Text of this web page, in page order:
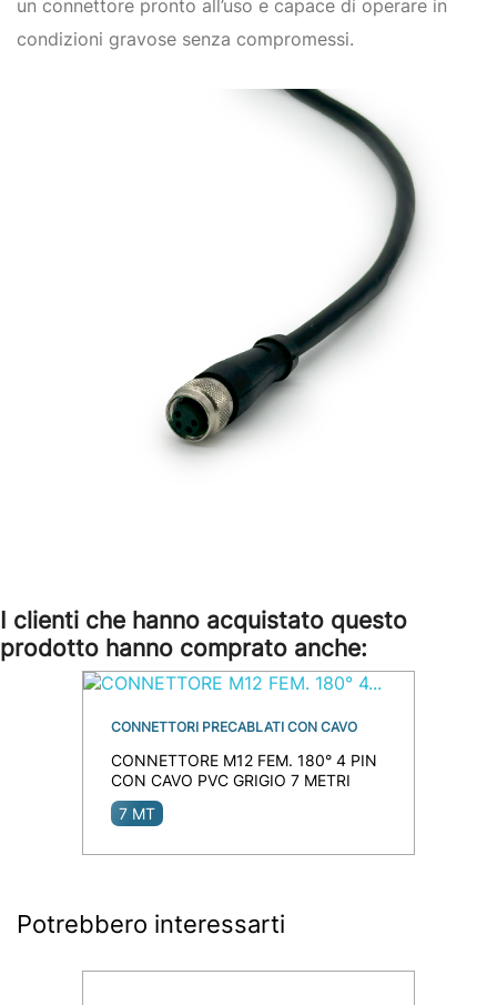
un connettore pronto all’uso e capace di operare in
condizioni gravose senza compromessi.
I clienti che hanno acquistato questo
prodotto hanno comprato anche:
CONNETTORI PRECABLATI CON CAVO
CONNETTORE M12 FEM. 180° 4 PIN
CON CAVO PVC GRIGIO 7 METRI
7 MT
Potrebbero interessarti